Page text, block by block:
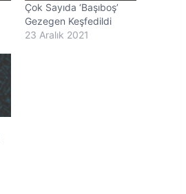
Çok Sayıda ‘Başıboş’
Gezegen Keşfedildi
23 Aralık 2021